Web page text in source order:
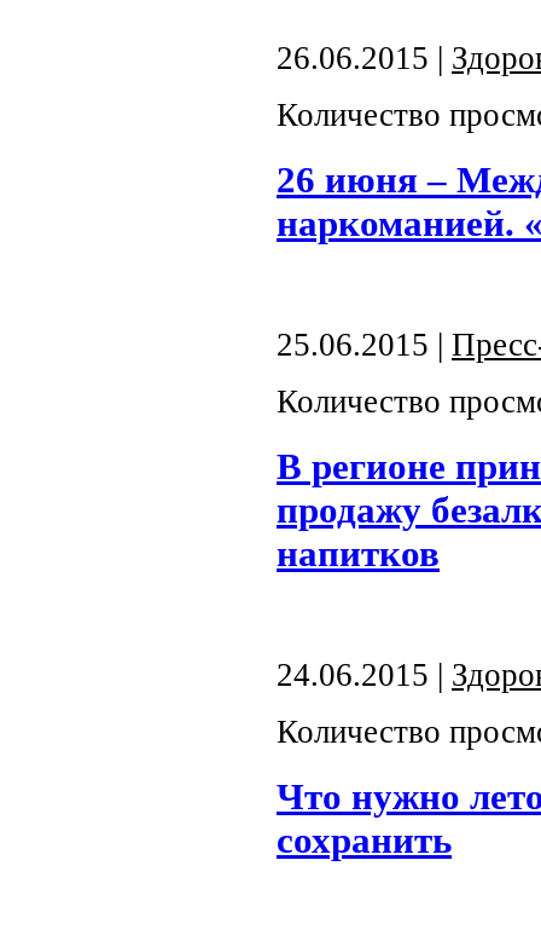
26.06.2015 |
Количество
26 июня –
наркоманией.
25.06.2015 |
Количество
В регионе
продажу
напитков
24.06.2015 |
Количество
Что нужно
сохранить